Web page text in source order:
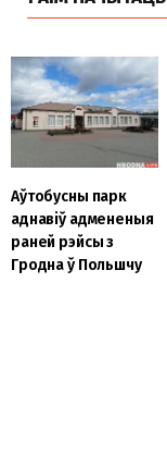
Аўтобусны парк
аднавіў адмененыя
раней рэйсы з
Гродна ў Польшчу